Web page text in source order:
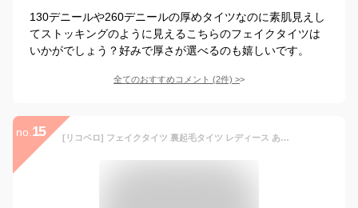
130デニールや260デニールの厚めタイツなのに素肌見えし
てストッキングのように見えるこちらのフェイクタイツは
いかがでしょう？好みで厚さが選べるのも嬉しいです。
全てのおすすめコメント (2件) >
no. 15 [リコベロ] フェイクタイツ 裏起毛タイツ レディース あったかインナー ベージュ/黒/ストッキング風/透け感/防寒/暖かい/着圧【透けなし肌色(暖)】